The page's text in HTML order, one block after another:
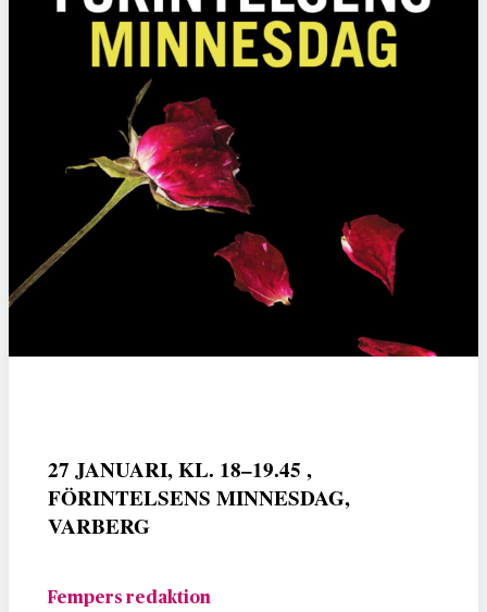
27 JANUARI, KL. 18–19.45 ,
FÖRINTELSENS MINNESDAG,
VARBERG
Fempers redaktion